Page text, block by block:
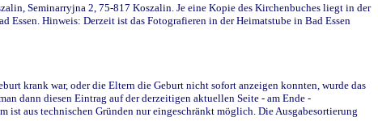
Seminarryjna 2, 75-817 Koszalin. Je eine Kopie des Kirchenbuches liegt in der
Essen. Hinweis: Derzeit ist das Fotografieren in der Heimatstube in Bad Essen
krank war, oder die Eltern die Geburt nicht sofort anzeigen konnten, wurde das
dann diesen Eintrag auf der derzeitigen aktuellen Seite - am Ende -
aus technischen Gründen nur eingeschränkt möglich. Die Ausgabesortierung